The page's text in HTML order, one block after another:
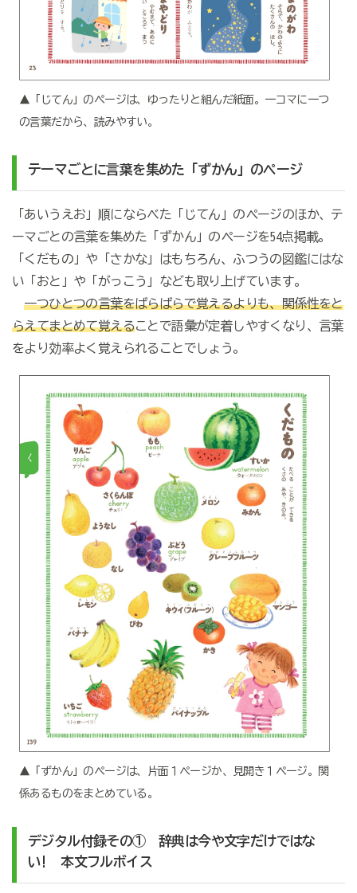
▲「じてん」のページは、ゆったりと組んだ紙面。一コマに一つ
の言葉だから、読みやすい。
テーマごとに言葉を集めた「ずかん」のページ
「あいうえお」順にならべた「じてん」のページのほか、テ
ーマごとの言葉を集めた「ずかん」のページを54点掲載。
「くだもの」や「さかな」はもちろん、ふつうの図鑑にはな
い「おと」や「がっこう」なども取り上げています。
一つひとつの言葉をばらばらで覚えるよりも、関係性をと
らえてまとめて覚えることで語彙が定着しやすくなり、言葉
をより効率よく覚えられることでしょう。
▲「ずかん」のページは、片面１ページか、見開き１ページ。関
係あるものをまとめている。
デジタル付録その① 辞典は今や文字だけではな
い! 本文フルボイス